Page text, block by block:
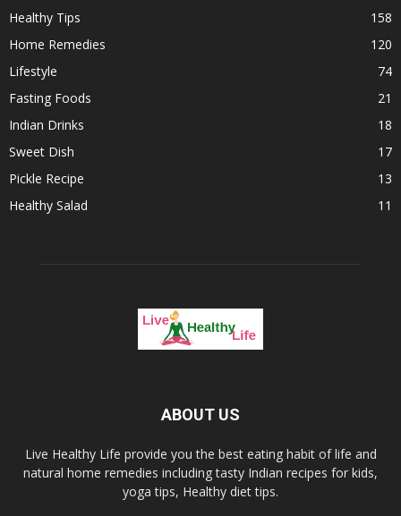
Healthy Tips
158
Home Remedies
120
Lifestyle
74
Fasting Foods
21
Indian Drinks
18
Sweet Dish
17
Pickle Recipe
13
Healthy Salad
11
ABOUT US
Live Healthy Life provide you the best eating habit of life and
natural home remedies including tasty Indian recipes for kids,
yoga tips, Healthy diet tips.